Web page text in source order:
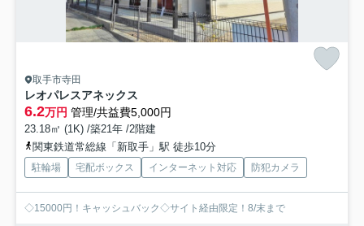
取手市寺田
レオパレスアネックス
6.2万円 管理/共益費5,000円
23.18㎡ (1K) /築21年 /2階建
関東鉄道常総線「新取手」駅 徒歩10分
駐輪場 宅配ボックス インターネット対応 防犯カメラ
◇15000円！キャッシュバック◇サイト経由限定！8/末まで